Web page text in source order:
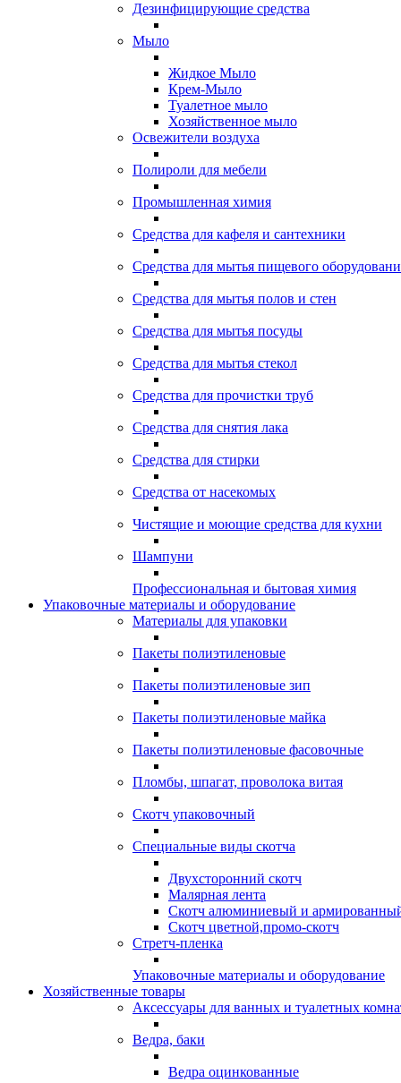
Дезинфицирующие средства
Мыло
Жидкое Мыло
Крем-Мыло
Туалетное мыло
Хозяйственное мыло
Освежители воздуха
Полироли для мебели
Промышленная химия
Средства для кафеля и сантехники
Средства для мытья пищевого
Средства для мытья полов и стен
Средства для мытья посуды
Средства для мытья стекол
Средства для прочистки труб
Средства для снятия лака
Средства для стирки
Средства от насекомых
Чистящие и моющие средства для кухни
Шампуни
Профессиональная и бытовая химия
Упаковочные материалы и оборудование
Материалы для упаковки
Пакеты полиэтиленовые
Пакеты полиэтиленовые зип
Пакеты полиэтиленовые майка
Пакеты полиэтиленовые фасовочные
Пломбы, шпагат, проволока витая
Скотч упаковочный
Специальные виды скотча
Двухсторонний скотч
Малярная лента
Скотч алюминиевый и
Скотч цветной,промо-скотч
Стретч-пленка
Упаковочные материалы и оборудование
Хозяйственные товары
Аксессуары для ванных и туалетных
Ведра, баки
Ведра оцинкованные